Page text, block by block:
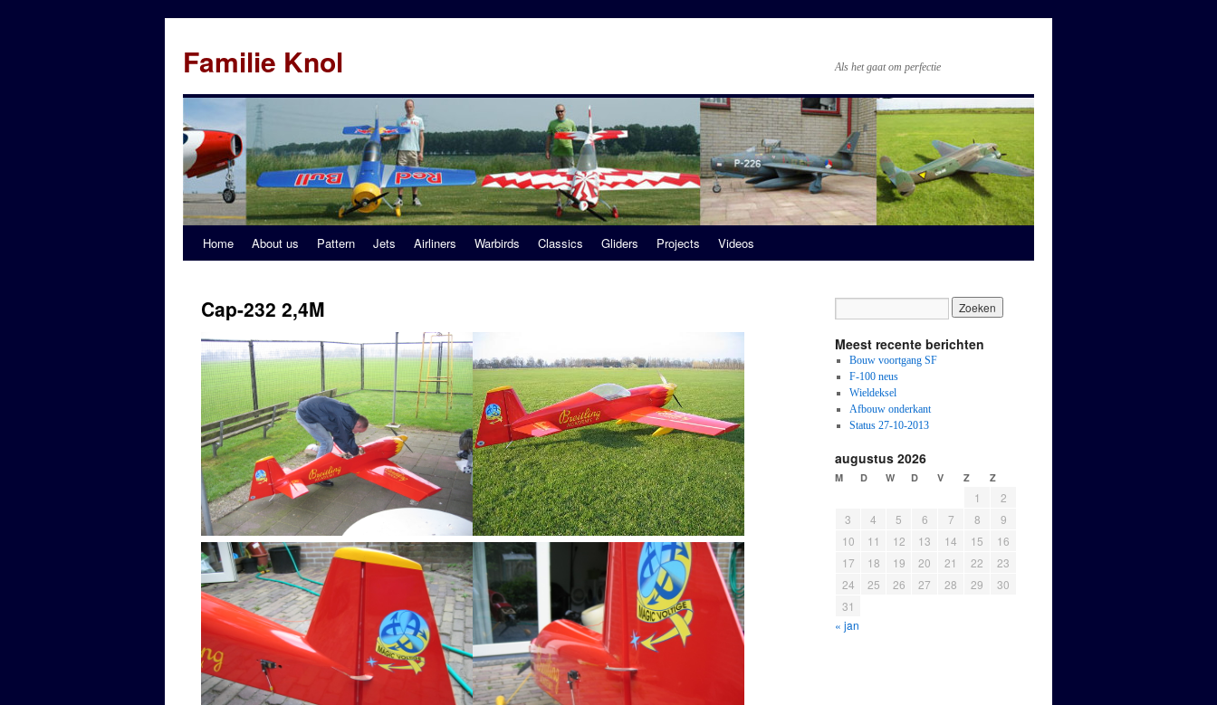
Familie Knol Als het gaat om perfectie
Home About us Pattern Jets Airliners Warbirds Classics Gliders Projects Videos
Cap-232 2,4M
Meest recente berichten
Bouw voortgang SF
F-100 neus
Wieldeksel
Afbouw onderkant
Status 27-10-2013
augustus 2026
M D W D V Z Z
« jan
1
2
3
4 5 6 7 8
9
10
11 12 13 14 15
16
17
18 19 20 21 22
23
24
25 26 27 28 29
30
31